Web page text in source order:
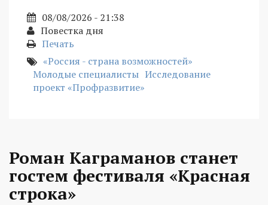
08/08/2026 - 21:38
Повестка дня
Печать
«Россия - страна возможностей»
Молодые специалисты Исследование
проект «Профразвитие»
Роман Каграманов станет
гостем фестиваля «Красная
строка»